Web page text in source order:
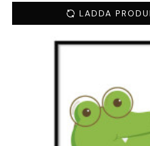
LADDA